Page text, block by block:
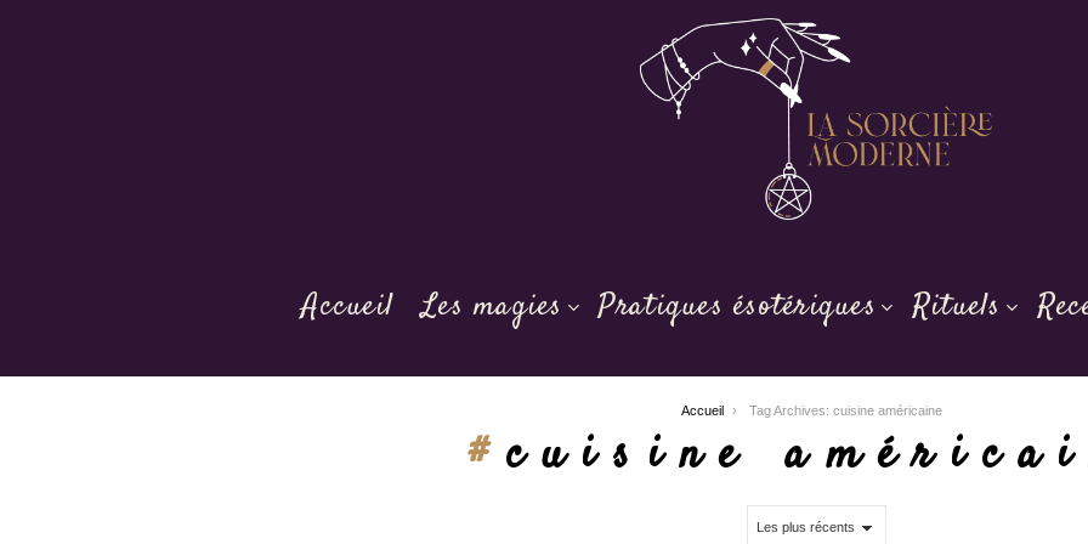
Accueil Les magies Pratiques ésotériques Rituels
Accueil Tag Archives: cuisine américaine
cuisine